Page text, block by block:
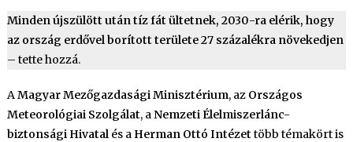
Minden újszülött után tíz fát ültetnek, 2030-ra elérik, hogy
az ország erdővel borított területe 27 százalékra növekedjen
– tette hozzá.
AMagyar Mezőgazdasági Minisztérium, az Országos
Meteorológiai Szolgálat, aNemzeti Élelmiszerlánc-
biztonsági Hivatalés a Herman Ottó Intézettöbb témakört is